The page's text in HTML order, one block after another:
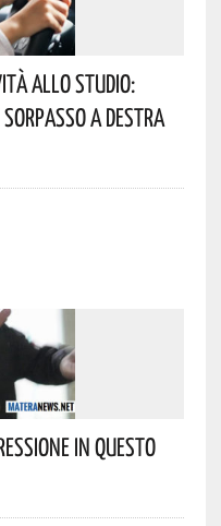
Allo Studio:
A Destra
In Questo